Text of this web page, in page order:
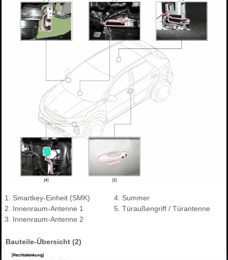
1. Smartkey-Einheit (SMK)
2. Innenraum-Antenne 1
3. Innenraum-Antenne 2
4. Summer
5. Türaußengriff / Türantenne
Bauteile-Übersicht (2)